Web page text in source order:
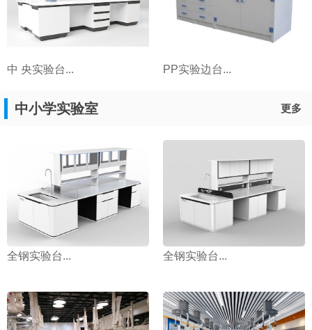
中 央实验台... PP实验边台...
中小学实验室 更多
全钢实验台... 全钢实验台...